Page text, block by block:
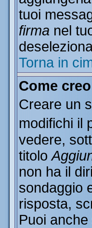
tuoi
firma nel
Torna in
Come
Creare un
modifichi il
vedere,
titolo
non ha il
sondaggio
risposta,
Puoi